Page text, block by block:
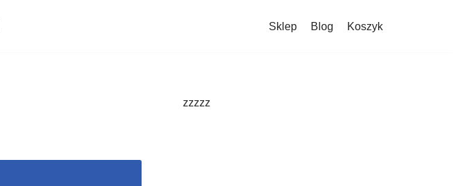
Sklep Blog Koszyk
zzzzz